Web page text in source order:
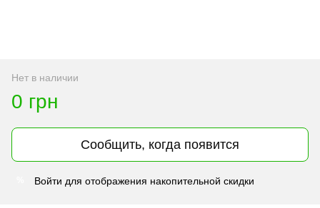
Нет в наличии
0 грн
Сообщить, когда появится
Войти для отображения накопительной скидки